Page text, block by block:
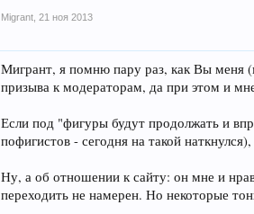
Migrant 21 ноя 2013
Мигрант, я помню пару раз, как Вы меня
призыва к модераторам, да при этом и
Если под "фигуры будут продолжать и
пофигистов - сегодня на такой
Ну, а об отношении к сайту: он мне и
переходить не намерен. Но некоторые